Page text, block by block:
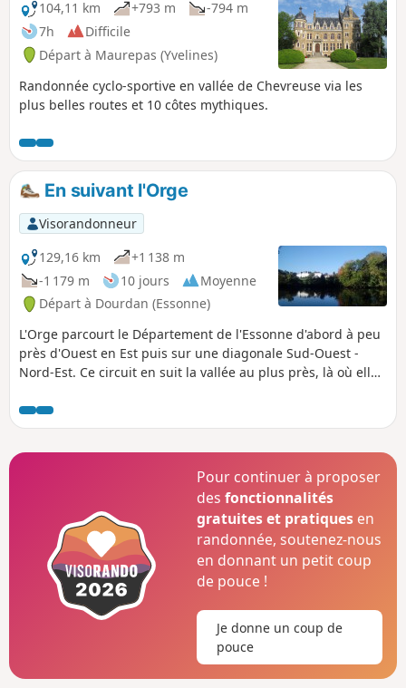
104,11 km
+793 m
-794 m
7h
Difficile
Départ à Maurepas (Yvelines)
Randonnée cyclo-sportive en vallée de Chevreuse via les
plus belles routes et 10 côtes mythiques.
En suivant l'Orge
Visorandonneur
129,16 km
+1 138 m
-1 179 m
10 jours
Moyenne
Départ à Dourdan (Essonne)
L'Orge parcourt le Département de l'Essonne d'abord à peu
près d'Ouest en Est puis sur une diagonale Sud-Ouest -
Nord-Est. Ce circuit en suit la vallée au plus près, là où elle
long de la rivière, notamment une promenade aménagée
dans la partie aval, les passages en sous-bois, la traversée
de zones résidentielles et les parcours urbains.
Pour continuer à proposer
desfonctionnalités
gratuites et pratiques en
randonnée, soutenez-nous
en donnant un petit coup
de pouce !
Je donne un coup de
pouce